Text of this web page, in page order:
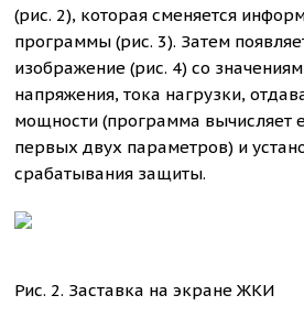
(рис. 2), которая сменяется
программы (рис. 3). Затем
изображение (рис. 4) со
напряжения, тока нагрузки,
мощности (программа вычисляет
первых двух параметров) и
срабатывания защиты.
Рис. 2. Заставка на экране ЖКИ